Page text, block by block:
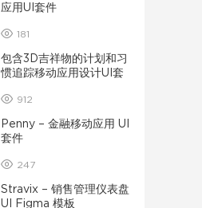
应用UI套件
181
包含3D吉祥物的计划和习
惯追踪移动应用设计UI套
912
Penny – 金融移动应用 UI
套件
247
Stravix – 销售管理仪表盘
UI Figma 模板